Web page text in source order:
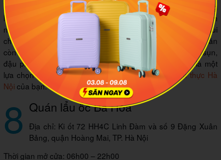
Khác biệt so với các quán lẩu ốc Hà Nội khác, Ấp 91’s mang
lại trải nghiệm lẩu ốc độc đáo và lạ miệng. Nước dùng thơm
ngon là sự kết hợp tinh tế giữa chuối om và hương nghệ, mùi
chua cay ngất ngây ngay lập tức kích thích vị giác. Món ăn
còn đi kèm với các nguyên liệu khác như ốc tươi, sườn sụn,
đậu phụ, thịt ba chỉ… Chắc chắn rằng địa chỉ này sẽ là một
lựa chọn đáng thử trong hành trình thưởng thức
ẩm thực Hà
Nội của bạn.
8 Quán lẩu ốc Bà Hòa
Địa chỉ: Ki ốt 72 HH4C Linh Đàm và số 9 Đặng Xuân
Bảng, quận Hoàng Mai, TP. Hà Nội
Thời gian mở cửa: 06h00 – 22h00